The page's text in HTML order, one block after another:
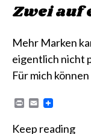
Zwei auf
Mehr Marken
eigentlich nicht
Für mich
E
Keep reading